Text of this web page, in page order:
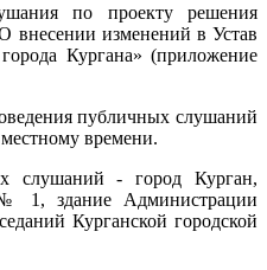
по проекту решения
внесении изменений в Устав
Кургана» (приложение
публичных слушаний
времени.
слушаний - город Курган,
здание Администрации
Курганской городской